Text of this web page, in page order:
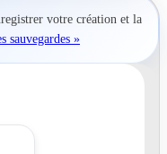
votre création et la
sauvegardes »